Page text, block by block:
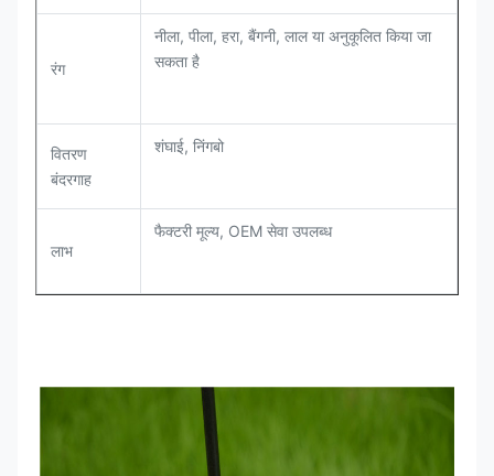
रंग
नीला, पीला, हरा, बैंगनी, लाल या अनुकूलित किया जा
सकता है
वितरण
बंदरगाह
शंघाई, निंगबो
लाभ
फैक्टरी मूल्य, OEM सेवा उपलब्ध